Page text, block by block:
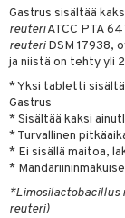
Gastrus sisältää
reuteriATCC PTA
reuteriDSM 17938,
ja niistä on tehty yli
* Yksi tabletti
Gastrus
* Sisältää kaksi
* Turvallinen
* Ei sisällä maitoa,
*
*Limosilactobacillus
reuteri)
helpottava
& kurkku
K
energiaa
& vastauksia